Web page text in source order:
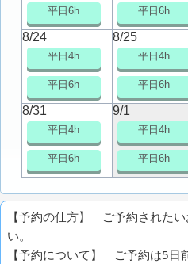
平日6h 平日6h
8/24
平日4h
平日6h
8/25
平日4h
平日6h
8/31
平日4h
平日6h
9/1
平日4h
平日6h
【予約の仕方】 ご予約された
い。
【予約について】 ご予約は5日